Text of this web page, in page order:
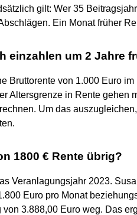
gilt: Wer 35
Ein Monat früher
einzahlen um 2 Jahre
Bruttorente von 1.000 Euro
Altersgrenze in Rente gehen
Um das
1800 € Rente übrig?
Veranlagungsjahr 2023.
Euro pro Monat
von 3.888,00 Euro weg. Das